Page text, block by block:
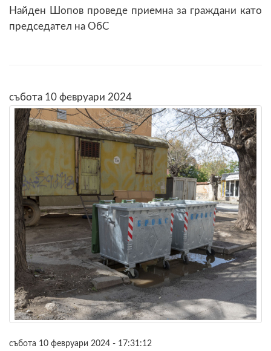
Найден Шопов проведе приемна за граждани като
председател на ОбС
събота 10 февруари 2024
събота 10 февруари 2024 - 17:31:12